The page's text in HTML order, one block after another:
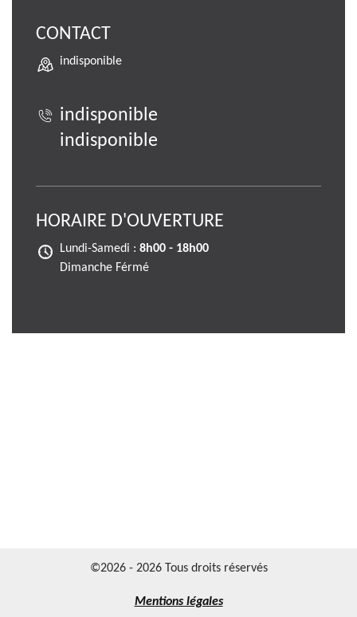
CONTACT
indisponible
indisponible
indisponible
HORAIRE D'OUVERTURE
Lundi-Samedi : 8h00 - 18h00
Dimanche Férmé
©2026 - 2026 Tous droits réservés
Mentions légales